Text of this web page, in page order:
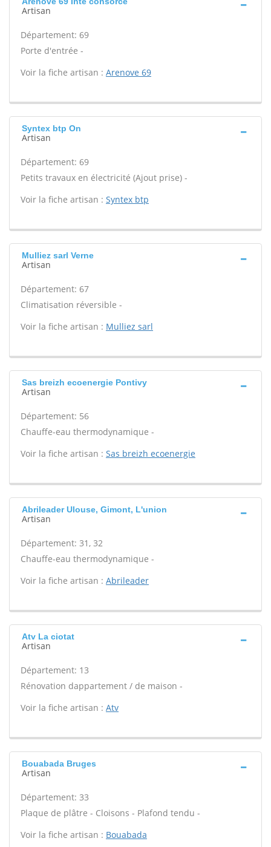
Artisan
Département: 69
Porte d'entrée -
Voir la fiche artisan : Arenove 69
Syntex btp On
Artisan
Département: 69
Petits travaux en électricité (Ajout prise) -
Voir la fiche artisan : Syntex btp
Mulliez sarl Verne
Artisan
Département: 67
Climatisation réversible -
Voir la fiche artisan : Mulliez sarl
Sas breizh ecoenergie Pontivy
Artisan
Département: 56
Chauffe-eau thermodynamique -
Voir la fiche artisan : Sas breizh ecoenergie
Abrileader Ulouse, Gimont, L'union
Artisan
Département: 31, 32
Chauffe-eau thermodynamique -
Voir la fiche artisan : Abrileader
Atv La ciotat
Artisan
Département: 13
Rénovation dappartement / de maison -
Voir la fiche artisan : Atv
Bouabada Bruges
Artisan
Département: 33
Plaque de plâtre - Cloisons - Plafond tendu -
Voir la fiche artisan : Bouabada